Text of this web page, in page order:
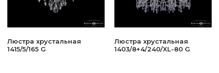
Люстра хрустальная
1415/5/165 G
Люстра хрустальная
1403/8+4/240/XL-80 G